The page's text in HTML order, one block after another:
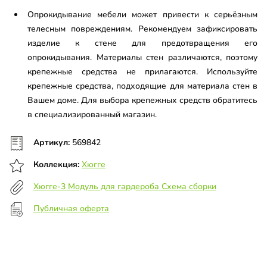
Опрокидывание мебели может привести к серьёзным
телесным повреждениям. Рекомендуем зафиксировать
изделие к стене для предотвращения его
опрокидывания. Материалы стен различаются, поэтому
крепежные средства не прилагаются. Используйте
крепежные средства, подходящие для материала стен в
Вашем доме. Для выбора крепежных средств обратитесь
в специализированный магазин.
Артикул: 569842
Коллекция: Хюгге
Хюгге-3 Модуль для гардероба Схема сборки
Публичная оферта